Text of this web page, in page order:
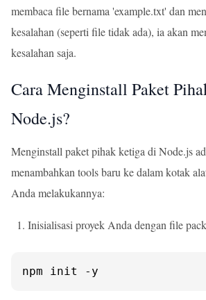
membaca file bernama 'example.txt' dan
kesalahan (seperti file tidak ada), ia akan
kesalahan saja.
Cara Menginstall Paket
Node.js?
Menginstall paket pihak ketiga di Node.js
menambahkan tools baru ke dalam kotak
Anda melakukannya:
Inisialisasi proyek Anda dengan file
npm init -y